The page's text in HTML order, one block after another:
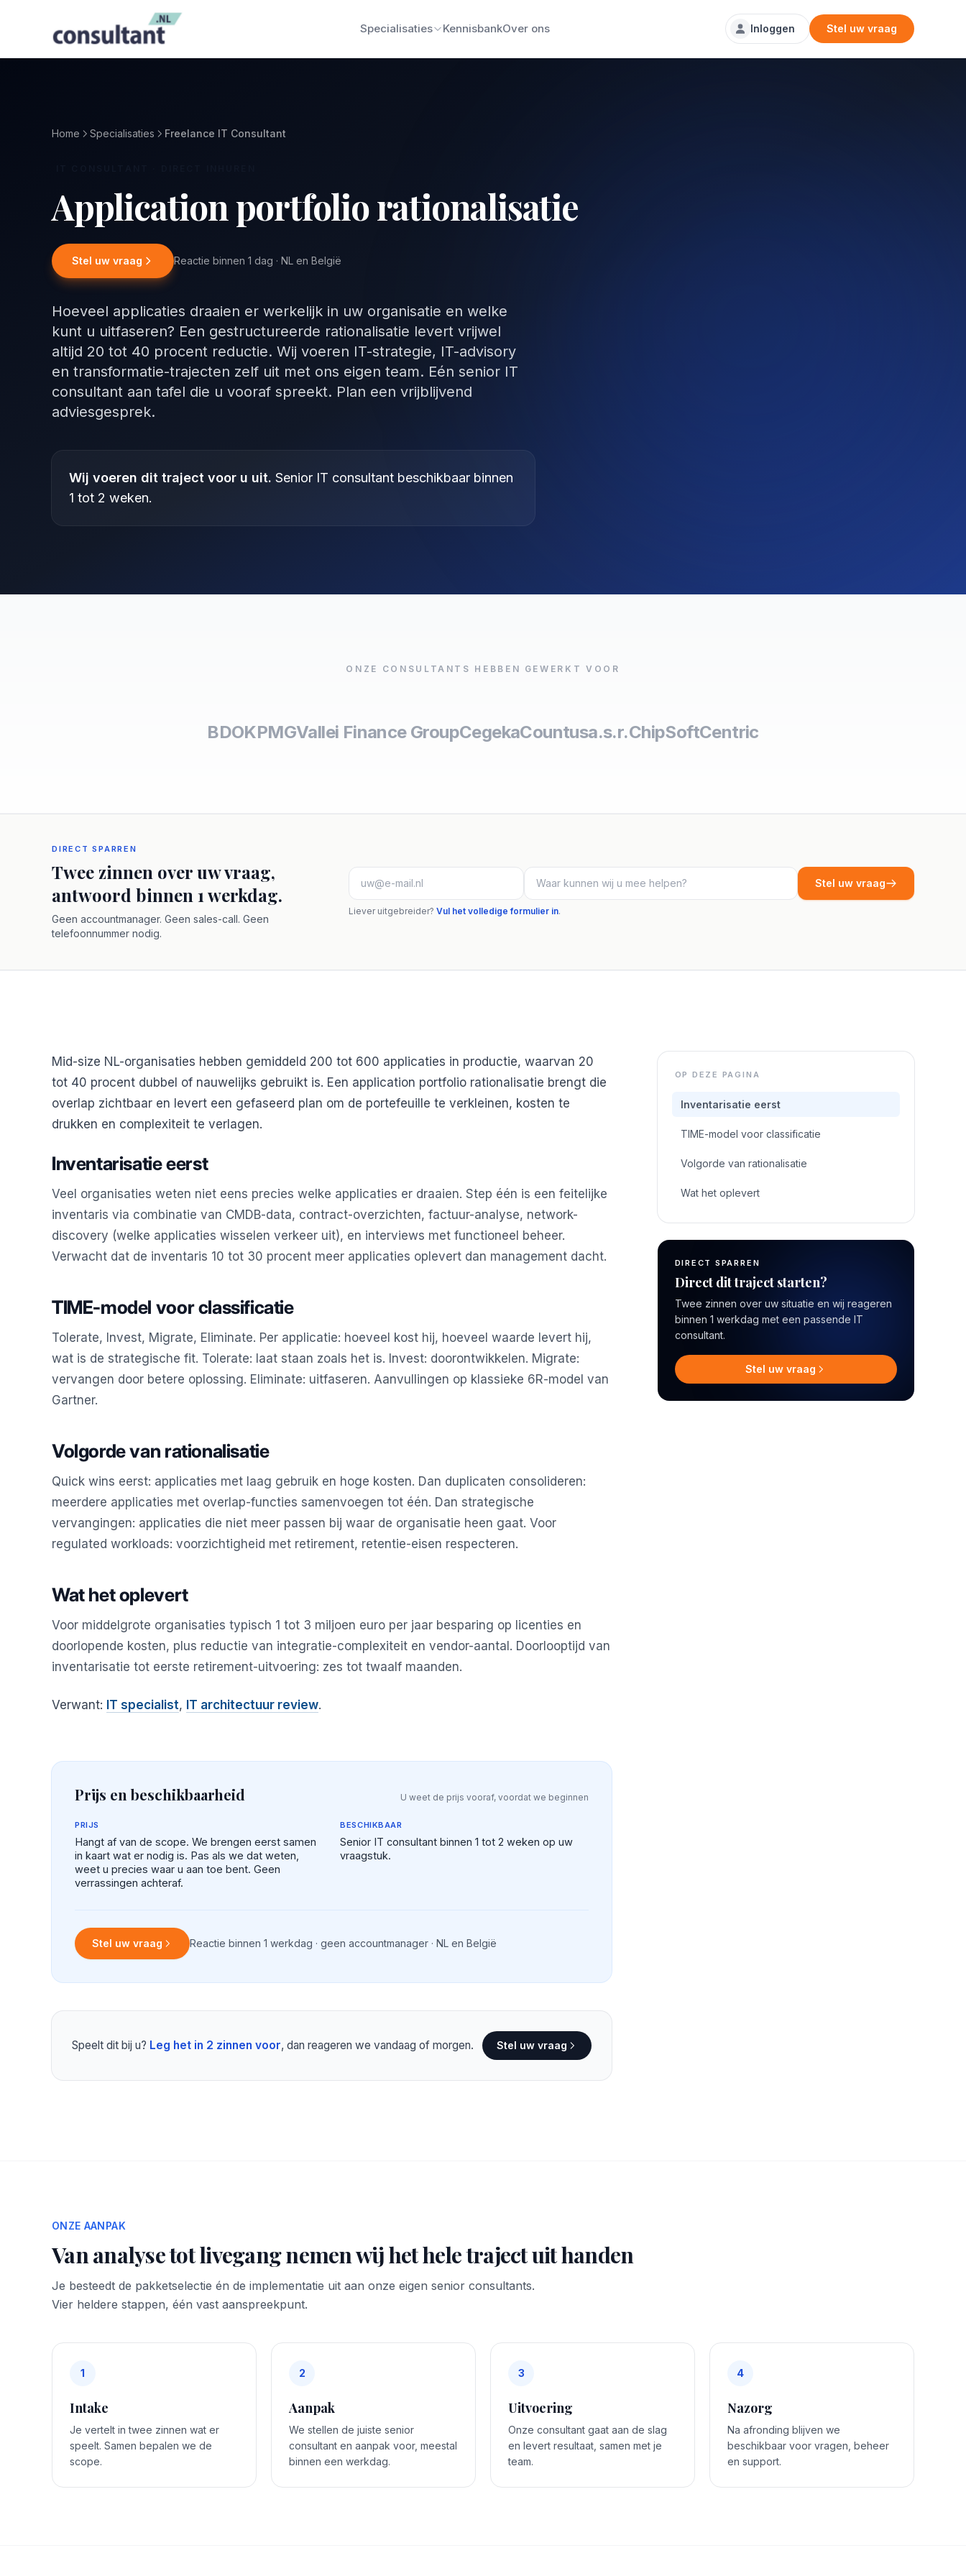
Specialisaties KennisbankOver ons Inloggen Stel uw vraag
Home Specialisaties Freelance IT Consultant
Application portfolio rationalisatie
Stel uw vraag Reactie binnen 1 dag · NL en België
Hoeveel applicaties draaien er werkelijk in uw organisatie en welke
kunt u uitfaseren? Een gestructureerde rationalisatie levert vrijwel
altijd 20 tot 40 procent reductie. Wij voeren IT-strategie, IT-advisory
en transformatie-trajecten zelf uit met ons eigen team. Eén senior IT
consultant aan tafel die u vooraf spreekt. Plan een vrijblijvend
adviesgesprek.
Wij voeren dit traject voor u uit. Senior IT consultant beschikbaar binnen
1 tot 2 weken.
ONZE CONSULTANTS HEBBEN GEWERKT VOOR
BDOKPMGVallei Finance GroupCegekaCountusa.s.r.ChipSoftCentric
DIRECT SPARREN
Twee zinnen over uw vraag,
antwoord binnen 1 werkdag.
Geen accountmanager. Geen sales-call. Geen
telefoonnummer nodig.
Stel uw vraag
Liever uitgebreider?Vul het volledige formulier in.
Mid-size NL-organisaties hebben gemiddeld 200 tot 600 applicaties in productie, waarvan 20
tot 40 procent dubbel of nauwelijks gebruikt is. Een application portfolio rationalisatie brengt die
overlap zichtbaar en levert een gefaseerd plan om de portefeuille te verkleinen, kosten te
drukken en complexiteit te verlagen.
Inventarisatie eerst
Veel organisaties weten niet eens precies welke applicaties er draaien. Step één is een feitelijke
inventaris via combinatie van CMDB-data, contract-overzichten, factuur-analyse, network-
discovery (welke applicaties wisselen verkeer uit), en interviews met functioneel beheer.
Verwacht dat de inventaris 10 tot 30 procent meer applicaties oplevert dan management dacht.
TIME-model voor classificatie
Tolerate, Invest, Migrate, Eliminate. Per applicatie: hoeveel kost hij, hoeveel waarde levert hij,
wat is de strategische fit. Tolerate: laat staan zoals het is. Invest: doorontwikkelen. Migrate:
vervangen door betere oplossing. Eliminate: uitfaseren. Aanvullingen op klassieke 6R-model van
Gartner.
Volgorde van rationalisatie
Quick wins eerst: applicaties met laag gebruik en hoge kosten. Dan duplicaten consolideren:
meerdere applicaties met overlap-functies samenvoegen tot één. Dan strategische
vervangingen: applicaties die niet meer passen bij waar de organisatie heen gaat. Voor
regulated workloads: voorzichtigheid met retirement, retentie-eisen respecteren.
Wat het oplevert
Voor middelgrote organisaties typisch 1 tot 3 miljoen euro per jaar besparing op licenties en
doorlopende kosten, plus reductie van integratie-complexiteit en vendor-aantal. Doorlooptijd van
inventarisatie tot eerste retirement-uitvoering: zes tot twaalf maanden.
Verwant: IT specialist, IT architectuur review.
Prijs en beschikbaarheid U weet de prijs vooraf, voordat we beginnen
PRIJS
Hangt af van de scope. We brengen eerst samen
in kaart wat er nodig is. Pas als we dat weten,
weet u precies waar u aan toe bent. Geen
verrassingen achteraf.
BESCHIKBAAR
Senior IT consultant binnen 1 tot 2 weken op uw
vraagstuk.
Stel uw vraag Reactie binnen 1 werkdag · geen accountmanager · NL en België
Speelt dit bij u? Leg het in 2 zinnen voor, dan reageren we vandaag of morgen. Stel uw vraag
OP DEZE PAGINA
Inventarisatie eerst
TIME-model voor classificatie
Volgorde van rationalisatie
Wat het oplevert
DIRECT SPARREN
Direct dit traject starten?
Twee zinnen over uw situatie en wij reageren
binnen 1 werkdag met een passende IT
consultant.
Stel uw vraag
ONZE AANPAK
Van analyse tot livegang nemen wij het hele traject uit handen
Je besteedt de pakketselectie én de implementatie uit aan onze eigen senior consultants.
Vier heldere stappen, één vast aanspreekpunt.
1
Intake
Je vertelt in twee zinnen wat er
speelt. Samen bepalen we de
scope.
2
Aanpak
We stellen de juiste senior
consultant en aanpak voor, meestal
binnen een werkdag.
3
Uitvoering
Onze consultant gaat aan de slag
en levert resultaat, samen met je
team.
4
Nazorg
Na afronding blijven we
beschikbaar voor vragen, beheer
en support.